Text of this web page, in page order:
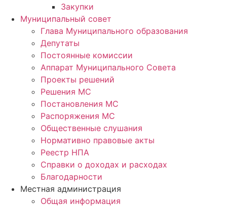
Закупки
Муниципальный совет
Глава Муниципального образования
Депутаты
Постоянные комиссии
Аппарат Муниципального Совета
Проекты решений
Решения МС
Постановления МС
Распоряжения МС
Общественные слушания
Нормативно правовые акты
Реестр НПА
Справки о доходах и расходах
Благодарности
Местная администрация
Общая информация